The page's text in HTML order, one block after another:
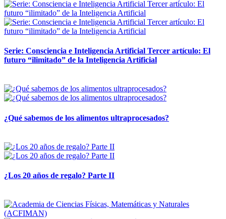
Serie: Consciencia e Inteligencia Artificial Tercer artículo: El
futuro “ilimitado” de la Inteligencia Artificial
¿Qué sabemos de los alimentos ultraprocesados?
¿Los 20 años de regalo? Parte II